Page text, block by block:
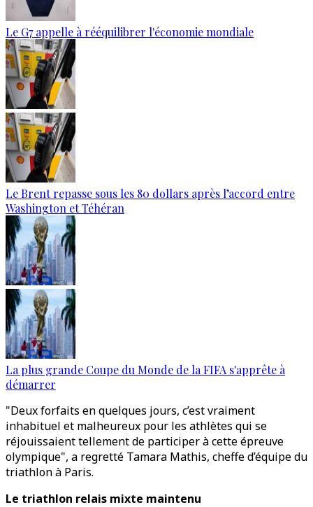
Le G7 appelle à rééquilibrer l'économie mondiale
Le Brent repasse sous les 80 dollars après l’accord entre
Washington et Téhéran
La plus grande Coupe du Monde de la FIFA s'apprête à
démarrer
"Deux forfaits en quelques jours, c’est vraiment
inhabituel et malheureux pour les athlètes qui se
réjouissaient tellement de participer à cette épreuve
olympique", a regretté Tamara Mathis, cheffe d’équipe du
triathlon à Paris.
Le triathlon relais mixte maintenu